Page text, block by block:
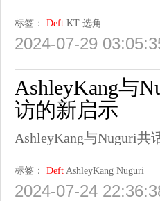
标签： Deft KT 选角
2024-07-29
AshleyKang与
访的新启示
AshleyKang与Nuguri
标签： Deft AshleyKang Nuguri
2024-07-24